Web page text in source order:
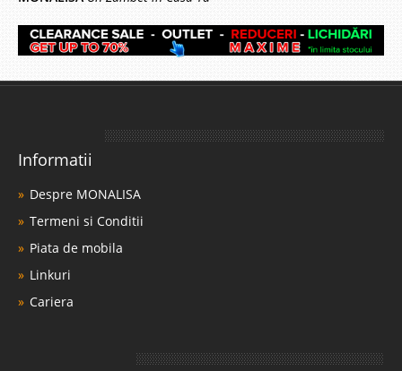
Informatii
Despre MONALISA
Termeni si Conditii
Piata de mobila
Linkuri
Cariera